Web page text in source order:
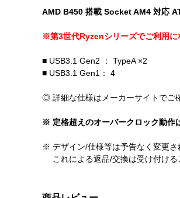
AMD B450 搭載 Socket AM4 対応
※第3世代Ryzenシリーズでご利用に
■ USB3.1 Gen2 ： TypeA ×2
■ USB3.1 Gen1： 4
◎ 詳細な仕様はメーカーサイトでご
※ 定格超えのオーバークロック動作
※ デザイン/仕様等は予告なく変更さ
これによる返品/交換は受け付ける